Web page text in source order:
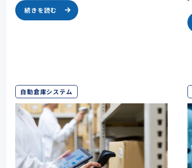
続きを読む
自動倉庫システム